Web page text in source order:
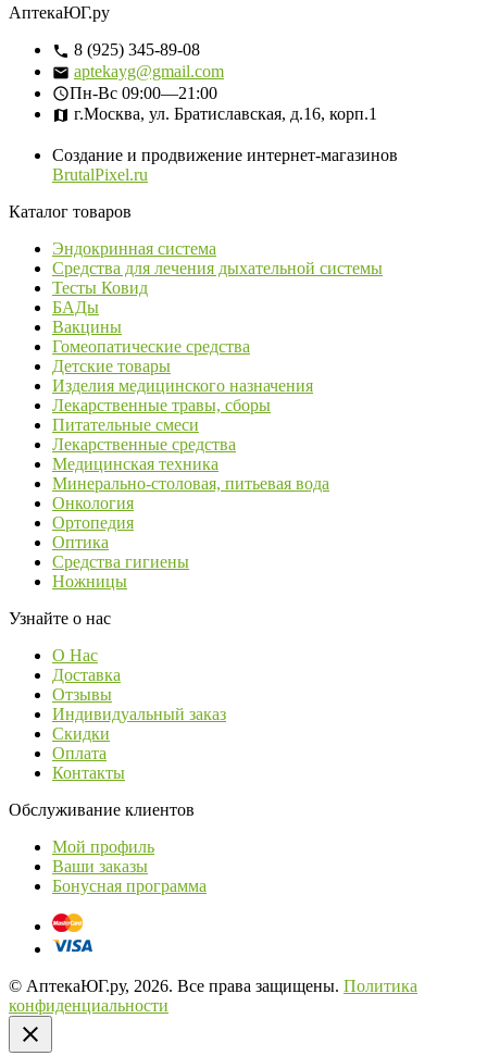
АптекаЮГ.ру
8 (925) 345-89-08
aptekayg@gmail.com
Пн-Вс 09:00—21:00
г.Москва, ул. Братиславская, д.16, корп.1
Создание и продвижение интернет-магазинов
BrutalPixel.ru
Каталог товаров
Эндокринная система
Средства для лечения дыхательной системы
Тесты Ковид
БАДы
Вакцины
Гомеопатические средства
Детские товары
Изделия медицинского назначения
Лекарственные травы, сборы
Питательные смеси
Лекарственные средства
Медицинская техника
Минерально-столовая, питьевая вода
Онкология
Ортопедия
Оптика
Средства гигиены
Ножницы
Узнайте о нас
О Нас
Доставка
Отзывы
Индивидуальный заказ
Скидки
Оплата
Контакты
Обслуживание клиентов
Мой профиль
Ваши заказы
Бонусная программа
© АптекаЮГ.ру, 2026. Все права защищены. Политика
конфиденциальности